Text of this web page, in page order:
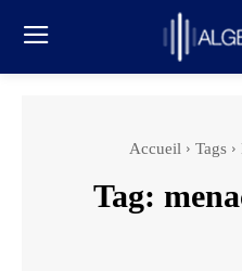
Accueil Tags
Tag: